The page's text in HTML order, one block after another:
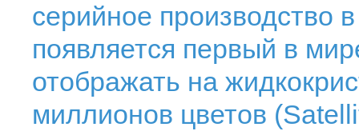
серийное производство
появляется первый в
отображать на
миллионов цветов